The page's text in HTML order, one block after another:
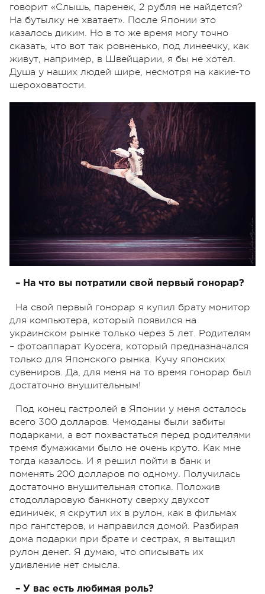
говорит «Слышь, паренек, 2 рубля не найдется?
На бутылку не хватает». После Японии это
казалось диким. Но в то же время могу точно
сказать, что вот так ровненько, под линеечку, как
живут, например, в Швейцарии, я бы не хотел.
Душа у наших людей шире, несмотря на какие-то
шероховатости.
– На что вы потратили свой первый гонорар?
На свой первый гонорар я купил брату монитор
для компьютера, который появился на
украинском рынке только через 5 лет. Родителям
– фотоаппарат Kyocera, который предназначался
только для Японского рынка. Кучу японских
сувениров. Да, для меня на то время гонорар был
достаточно внушительным!
Под конец гастролей в Японии у меня осталось
всего 300 долларов. Чемоданы были забиты
подарками, а вот похвастаться перед родителями
тремя бумажками было не очень круто. Как мне
тогда казалось. И я решил пойти в банк и
поменять 200 долларов по одному. Получилась
достаточно внушительная стопка. Положив
стодолларовую банкноту сверху двухсот
единичек, я скрутил их в рулон, как в фильмах
про гангстеров, и направился домой. Разбирая
дома подарки при брате и сестрах, я вытащил
рулон денег. Я думаю, что описывать их
удивление нет смысла.
– У вас есть любимая роль?